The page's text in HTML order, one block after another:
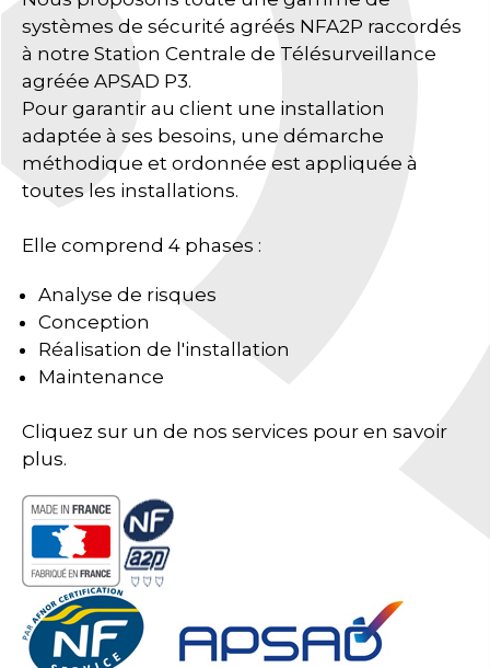
systèmes de sécurité agréés NFA2P raccordés
à notre Station Centrale de Télésurveillance
agréée APSAD P3.
Pour garantir au client une installation
adaptée à ses besoins, une démarche
méthodique et ordonnée est appliquée à
toutes les installations.
Elle comprend 4 phases :
Analyse de risques
Conception
Réalisation de l'installation
Maintenance
Cliquez sur un de nos services pour en savoir
plus.